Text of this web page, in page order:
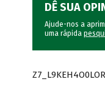
DÊ SUA
Ajude-nos a
uma rápida